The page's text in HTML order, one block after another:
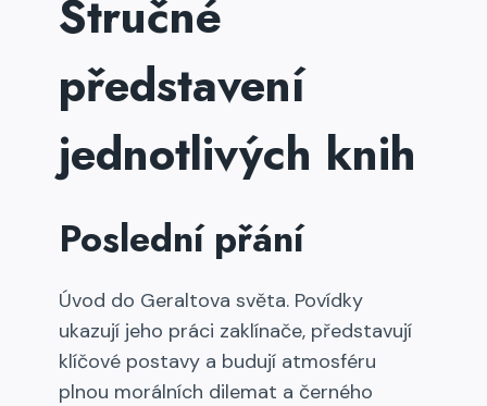
Stručné
představení
jednotlivých knih
Poslední přání
Úvod do Geraltova světa. Povídky
ukazují jeho práci zaklínače, představují
klíčové postavy a budují atmosféru
plnou morálních dilemat a černého